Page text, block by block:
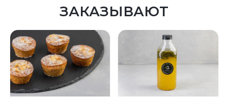
ЗАКАЗЫВАЮТ